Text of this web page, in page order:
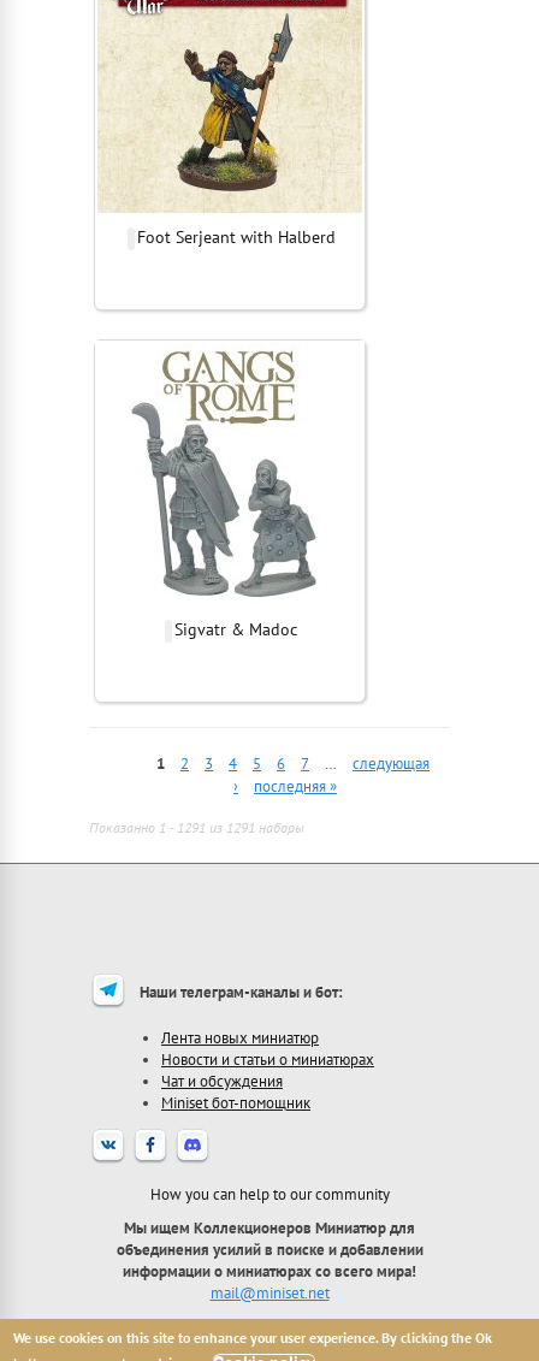
Foot Serjeant with Halberd
Sigvatr & Madoc
1 2 3 4 5 6 7 …
следующая
›
последняя »
Показанно 1 - 1291 из 1291 наборы
Наши телеграм-каналы и бот:
Лента новых миниатюр
Новости и статьи о миниатюрах
Чат и обсуждения
Miniset бот-помощник
How you can help to our community
Мы ищем Коллекционеров Миниатюр для
объединения усилий в поиске и добавлении
информации о миниатюрах со всего мира!
mail@miniset.net
2013 - 2026 Miniset.net - сайт для коллекционеров
We use cookies on this site to enhance your user experience. By clicking the Ok